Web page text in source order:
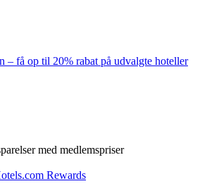
– få op til 20% rabat på udvalgte hoteller
med medlemspriser
Rewards